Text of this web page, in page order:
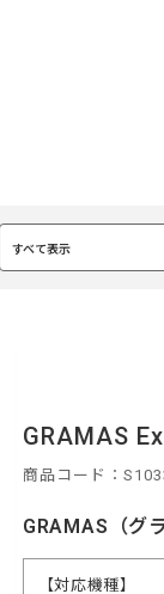
すべて表示
選
択
GRAMAS
商品コード：
GRAMAS（グ
【対応機種】